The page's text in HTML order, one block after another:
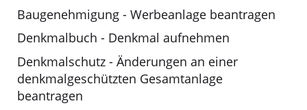
Baugenehmigung - Werbeanlage beantragen
Denkmalbuch - Denkmal aufnehmen
Denkmalschutz - Änderungen an einer
denkmalgeschützten Gesamtanlage
beantragen